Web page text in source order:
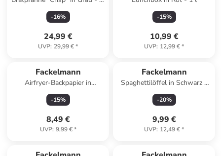
24 cm
-16%
24,99 €
UVP: 29,99 €*
-15%
10,99 €
UVP: 12,99 €*
Fackelmann
Airfryer-Backpapier in
Hellbraun - Ø 20 cm - 50
Stück
-15%
8,49 €
UVP: 9,99 €*
Fackelmann
Spaghettilöffel in Schwarz -
(L)30 cm
-20%
9,99 €
UVP: 12,49 €*